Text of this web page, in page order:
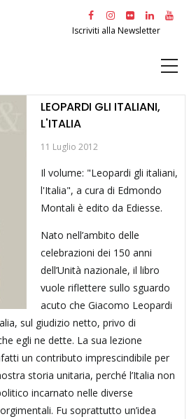
Iscriviti alla Newsletter
LEOPARDI GLI ITALIANI,
L'ITALIA
11 Luglio 2012
Il volume: "Leopardi gli italiani,
l'Italia", a cura di Edmondo
Montali è edito da Ediesse.
Nato nell’ambito delle
celebrazioni dei 150 anni
dell’Unità nazionale, il libro
vuole riflettere sullo sguardo
acuto che Giacomo Leopardi
sul giudizio netto, privo di
egli ne dette. La sua lezione
un contributo imprescindibile per
storia unitaria, perché l’Italia non
incarnato nelle diverse
Fu soprattutto un’idea